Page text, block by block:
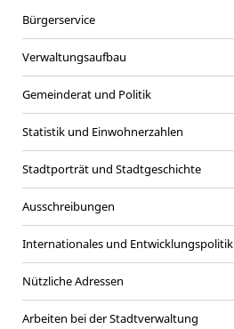
Bürgerservice
Verwaltungsaufbau
Gemeinderat und Politik
Statistik und Einwohnerzahlen
Stadtporträt und Stadtgeschichte
Ausschreibungen
Internationales und Entwicklungspolitik
Nützliche Adressen
Arbeiten bei der Stadtverwaltung